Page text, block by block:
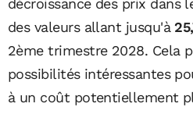
des valeurs allant jusqu'à
2ème trimestre 2028. Cela
possibilités intéressantes
à un coût potentiellement